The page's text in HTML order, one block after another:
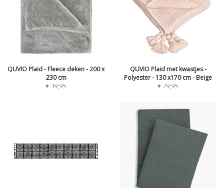
QUVIO Plaid - Fleece deken - 200 x
230 cm
€39,95
QUVIO Plaid met kwastjes -
Polyester - 130 x170 cm - Beige
€29,95